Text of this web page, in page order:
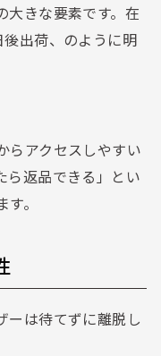
大きな要素です。在
出荷、のように明
らアクセスしやすい
ら返品できる」とい
。
ーは待てずに離脱し